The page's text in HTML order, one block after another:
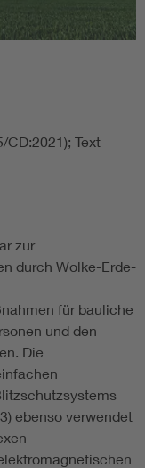
CD:2021); Text
zur
durch Wolke-Erde-
für bauliche
und den
Die
ebenso verwendet